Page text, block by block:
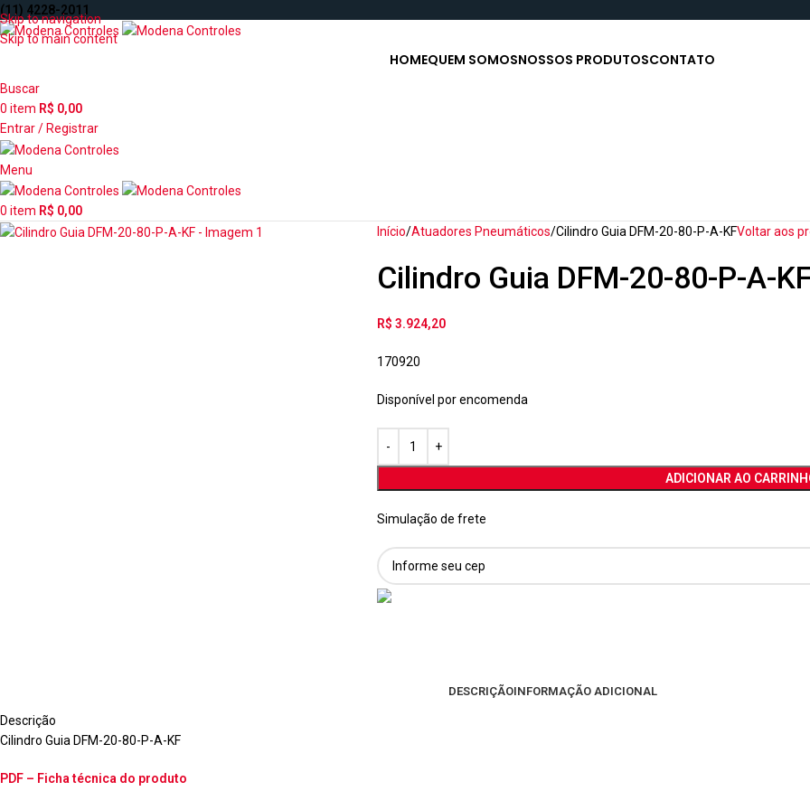
Skip to navigation
Skip to main content
(11) 4228-2011
HOMEQUEM SOMOSNOSSOS PRODUTOSCONTATO
Buscar
0 item R$ 0,00
Entrar / Registrar
Menu
0 item R$ 0,00
Início Atuadores Pneumáticos Cilindro Guia DFM-20-80-P-A-KFVoltar aos
Cilindro Guia DFM-20-80-P-A-
R$ 3.924,20
170920
Disponível por encomenda
ADICIONAR AO
Simulação de frete
DESCRIÇÃOINFORMAÇÃO ADICIONAL
Descrição
Cilindro Guia DFM-20-80-P-A-KF
PDF – Ficha técnica do produto